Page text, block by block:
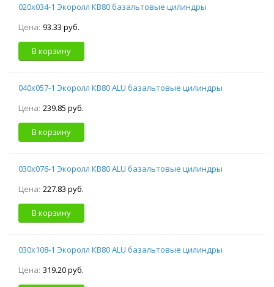
020х034-1 Экоролл КВ80 базальтовые цилиндры
Цена: 93.33 руб.
В корзину
040х057-1 Экоролл КВ80 ALU базальтовые цилиндры
Цена: 239.85 руб.
В корзину
030х076-1 Экоролл КВ80 ALU базальтовые цилиндры
Цена: 227.83 руб.
В корзину
030х108-1 Экоролл КВ80 ALU базальтовые цилиндры
Цена: 319.20 руб.